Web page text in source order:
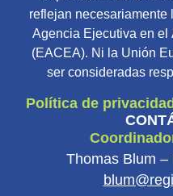
Thomas Blum –
reflejan necesariamente
Agencia Ejecutiva en el
(EACEA). Ni la Unión
ser consideradas
Política de